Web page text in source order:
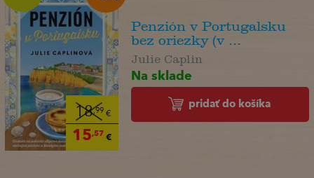
18,99 €
15,57 €
Penzión v Portugalsku
bez oriezky (v ...
Julie Caplin
Na sklade
pridať do košíka